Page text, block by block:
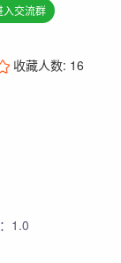
入交流群
收藏人数: 16
1.0